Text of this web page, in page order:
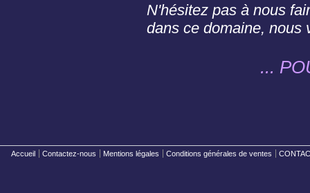
N'hésitez pas à nous
dans ce domaine, nous
...
Accueil Contactez-nous Mentions légales Conditions générales de ventes